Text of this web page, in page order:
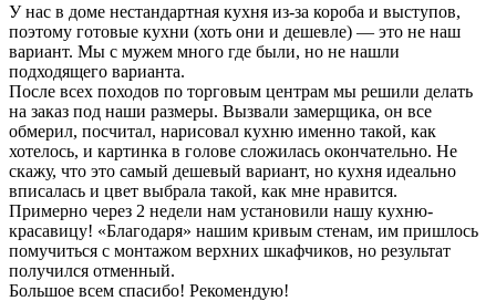
У нас в доме нестандартная кухня из-за короба и выступов,
поэтому готовые кухни (хоть они и дешевле) — это не наш
вариант. Мы с мужем много где были, но не нашли
подходящего варианта.
После всех походов по торговым центрам мы решили делать
на заказ под наши размеры. Вызвали замерщика, он все
обмерил, посчитал, нарисовал кухню именно такой, как
хотелось, и картинка в голове сложилась окончательно. Не
скажу, что это самый дешевый вариант, но кухня идеально
вписалась и цвет выбрала такой, как мне нравится.
Примерно через 2 недели нам установили нашу кухню-
красавицу! «Благодаря» нашим кривым стенам, им пришлось
помучиться с монтажом верхних шкафчиков, но результат
получился отменный.
Большое всем спасибо! Рекомендую!